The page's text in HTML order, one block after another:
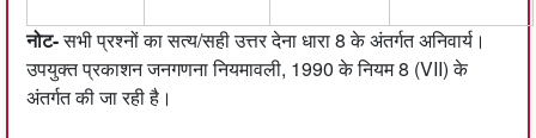
नोट-सभी प्रश्नों का सत्य/सही उत्तर देना धारा 8 के अंतर्गत अनिवार्य।
उपयुक्त प्रकाशन जनगणना नियमावली, 1990 के नियम 8 (VII) के
अंतर्गत की जा रही है।